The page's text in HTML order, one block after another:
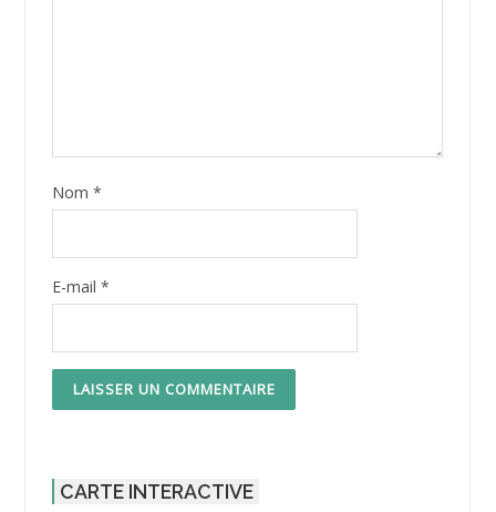
Nom *
E-mail *
CARTE INTERACTIVE